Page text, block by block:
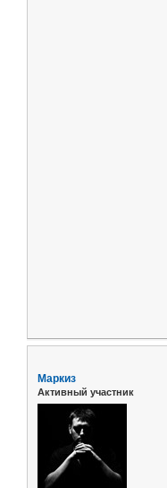
Маркиз
Активный участник